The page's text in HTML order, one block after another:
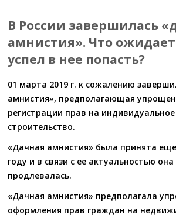
В России завершилась
амнистия». Что ожидает
успел в нее попасть?
01 марта 2019 г. к сожалению
амнистия», предполагающая
регистрации прав на
строительство.
«Дачная амнистия» была принята
году и в связи с ее актуальностью
продлевалась.
«Дачная амнистия» предполагала
оформления прав граждан на